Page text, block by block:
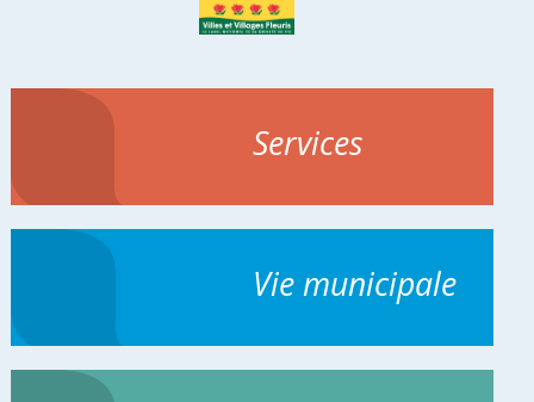
Services
Vie municipale